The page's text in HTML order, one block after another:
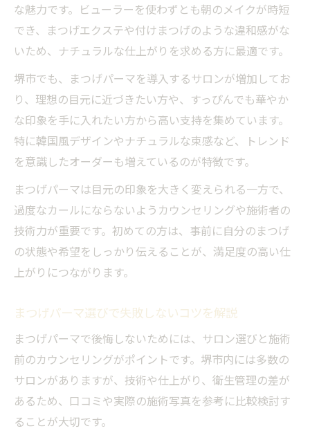
堺市のまつげパーマ店で安心できる選び方
美しい仕上がり叶えるまつげパーマのコツ
まつげパーマの仕上がりを美しく保つ秘訣
まつげパーマのカール選びとデザイン提案
理想の目元を作るまつげパーマの工夫とは
まつげパーマでナチュラルな印象を演出
まつげパーマ後のメイク術とポイント
まつげパーマ初心者が知るべき基礎知識
口コミで選ぶまつげパーマ店のポイント
堺市で初めてのまつげパーマ体験談紹介
カウンセリング重視のまつげパーマが安心
パリジェンヌとまつげパーマを徹底比較
パリジェンヌとまつげパーマの違いを解説
仕上がりの差に注目したまつげパーマ比較
持続期間やデザイン性の違いを徹底解剖
まつげパーマとパリジェンヌどちらが合
な魅力です。ビューラーを使わずとも朝のメイクが時短
でき、まつげエクステや付けまつげのような違和感がな
いため、ナチュラルな仕上がりを求める方に最適です。
堺市でも、まつげパーマを導入するサロンが増加してお
り、理想の目元に近づきたい方や、すっぴんでも華やか
な印象を手に入れたい方から高い支持を集めています。
特に韓国風デザインやナチュラルな束感など、トレンド
を意識したオーダーも増えているのが特徴です。
まつげパーマは目元の印象を大きく変えられる一方で、
過度なカールにならないようカウンセリングや施術者の
技術力が重要です。初めての方は、事前に自分のまつげ
の状態や希望をしっかり伝えることが、満足度の高い仕
上がりにつながります。
まつげパーマ選びで失敗しないコツを解説
まつげパーマで後悔しないためには、サロン選びと施術
前のカウンセリングがポイントです。堺市内には多数の
サロンがありますが、技術や仕上がり、衛生管理の差が
あるため、口コミや実際の施術写真を参考に比較検討す
ることが大切です。